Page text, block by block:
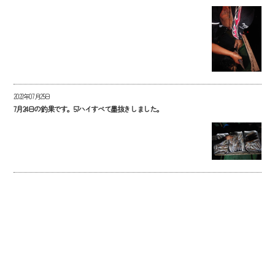
2022年07月25日
7月24日の釣果です。57ハイすべて墨抜きしました。